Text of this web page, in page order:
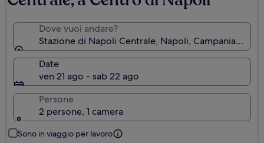
Dove vuoi andare?
Stazione di Napoli Centrale, Napoli, Campania, Italia
Date
ven 21 ago - sab 22 ago
Persone
2 persone, 1 camera
Sono in viaggio per lavoro